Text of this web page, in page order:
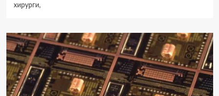
хирурги,